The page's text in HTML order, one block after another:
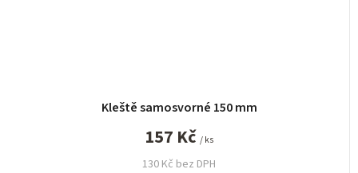
Kleště samosvorné 150 mm
130 Kč bez DPH
157 Kč / ks